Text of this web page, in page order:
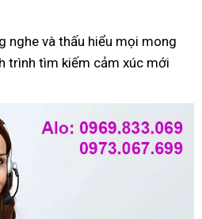
nghe và thấu hiểu mọi mong
trình tìm kiếm cảm xúc mới